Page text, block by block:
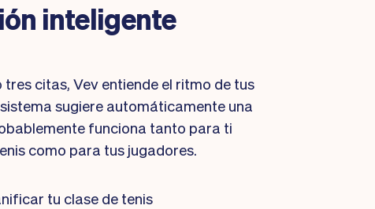
inteligente
tres citas, Vev entiende el ritmo de tus
sugiere automáticamente una
funciona tanto para ti
como para tus jugadores.
tu clase de tenis